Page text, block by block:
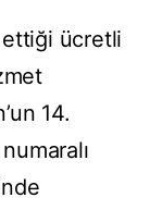
ettiği ücretli
14.